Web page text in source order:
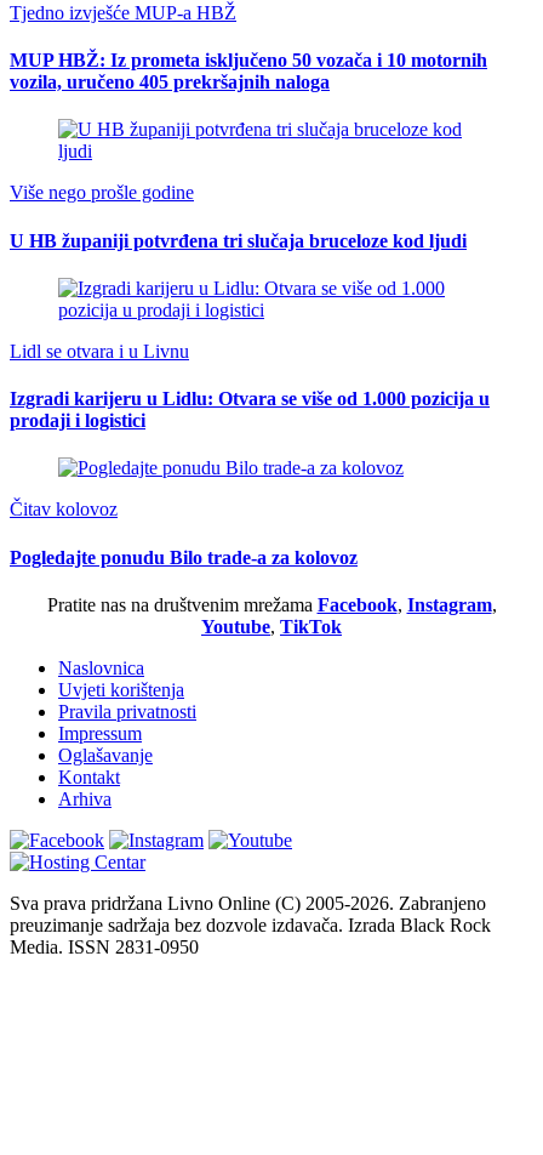
Tjedno izvješće MUP-a HBŽ
MUP HBŽ: Iz prometa isključeno 50 vozača i 10 motornih
vozila, uručeno 405 prekršajnih naloga
Više nego prošle godine
U HB županiji potvrđena tri slučaja bruceloze kod ljudi
Lidl se otvara i u Livnu
Izgradi karijeru u Lidlu: Otvara se više od 1.000 pozicija u
prodaji i logistici
Čitav kolovoz
Pogledajte ponudu Bilo trade-a za kolovoz
Pratite nas na društvenim mrežama Facebook, Instagram,
Youtube, TikTok
Naslovnica
Uvjeti korištenja
Pravila privatnosti
Impressum
Oglašavanje
Kontakt
Arhiva
Sva prava pridržana Livno Online (C) 2005-2026. Zabranjeno
preuzimanje sadržaja bez dozvole izdavača. Izrada Black Rock
Media. ISSN 2831-0950